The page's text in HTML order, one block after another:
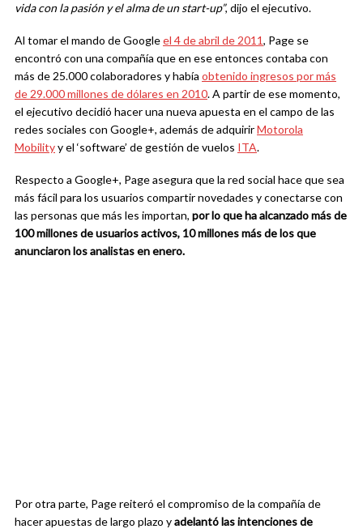
vida con la pasión y el alma de un start-up”, dijo el ejecutivo.
Al tomar el mando de Googleel 4 de abril de 2011, Page se
encontró con una compañía que en ese entonces contaba con
más de 25.000 colaboradores y había obtenido ingresos por más
de 29.000 millones de dólares en 2010. A partir de ese momento,
el ejecutivo decidió hacer una nueva apuesta en el campo de las
redes sociales con Google+, además de adquirirMotorola
Mobilityy el ‘software’ de gestión de vuelos ITA.
Respecto a Google+, Page asegura que la red social hace que sea
más fácil para los usuarios compartir novedades y conectarse con
las personas que más les importan, por lo que ha alcanzado más de
100 millones de usuarios activos, 10 millones más de los que
anunciaron los analistas en enero.
Por otra parte, Page reiteró el compromiso de la compañía de
hacer apuestas de largo plazo yadelantó las intenciones de